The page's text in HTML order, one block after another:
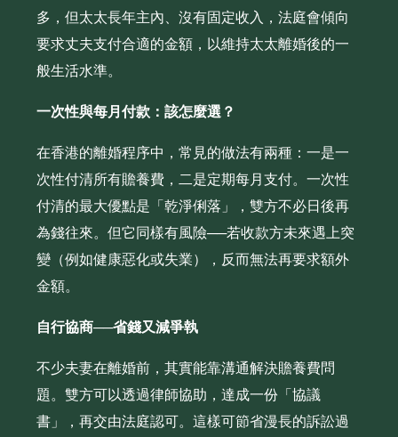
多，但太太長年主內、沒有固定收入，法庭會傾向
要求丈夫支付合適的金額，以維持太太離婚後的一
般生活水準。
一次性與每月付款：該怎麼選？
在香港的離婚程序中，常見的做法有兩種：一是一
次性付清所有贍養費，二是定期每月支付。一次性
付清的最大優點是「乾淨俐落」，雙方不必日後再
為錢往來。但它同樣有風險──若收款方未來遇上突
變（例如健康惡化或失業），反而無法再要求額外
金額。
自行協商──省錢又減爭執
不少夫妻在離婚前，其實能靠溝通解決贍養費問
題。雙方可以透過律師協助，達成一份「協議
書」，再交由法庭認可。這樣可節省漫長的訴訟過